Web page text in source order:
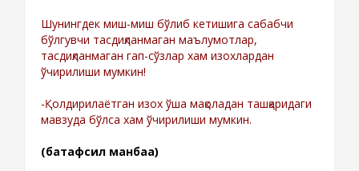
Шунингдек миш-миш бўлиб кетишига сабабчи
бўлгувчи тасдиқланмаган маълумотлар,
тасдиқланмаган гап-сўзлар хам изохлардан
ўчирилиши мумкин!
-Қолдирилаётган изох ўша мақоладан ташқаридаги
мавзуда бўлса хам ўчирилиши мумкин.
(батафсил манбаа)